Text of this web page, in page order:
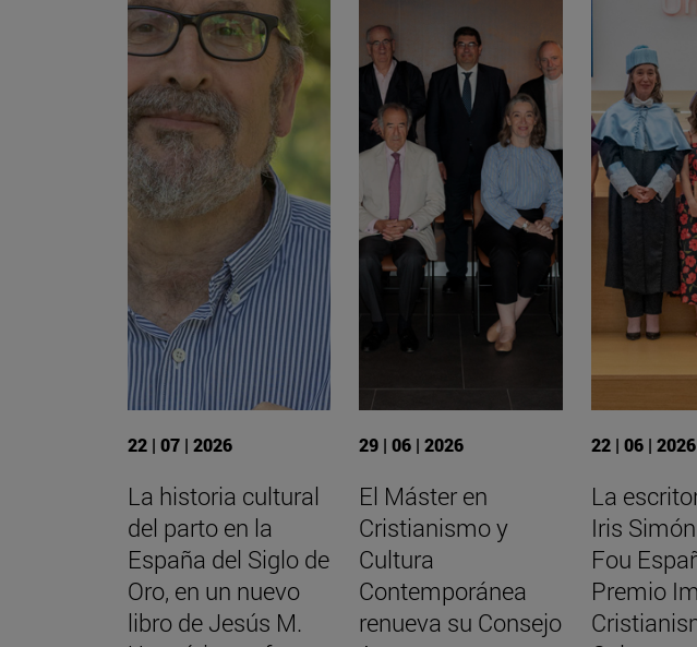
22 | 07 | 2026
La historia cultural
del parto en la
España del Siglo de
Oro, en un nuevo
libro de Jesús M.
29 | 06 | 2026
El Máster en
Cristianismo y
Cultura
Contemporánea
renueva su Consejo
22 | 06 | 2026
La
Iris
Fou
Premio